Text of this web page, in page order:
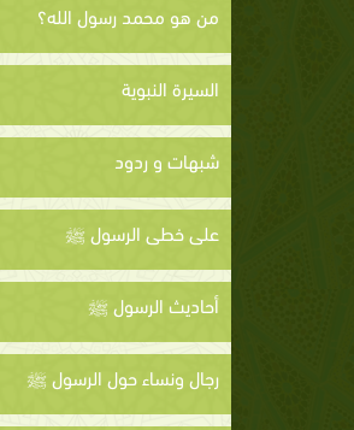
من هو محمد رسول الله؟
السيرة النبوية
شبهات و ردود
على خطى الرسول ﷺ
أحاديث الرسول ﷺ
رجال ونساء حول الرسول ﷺ